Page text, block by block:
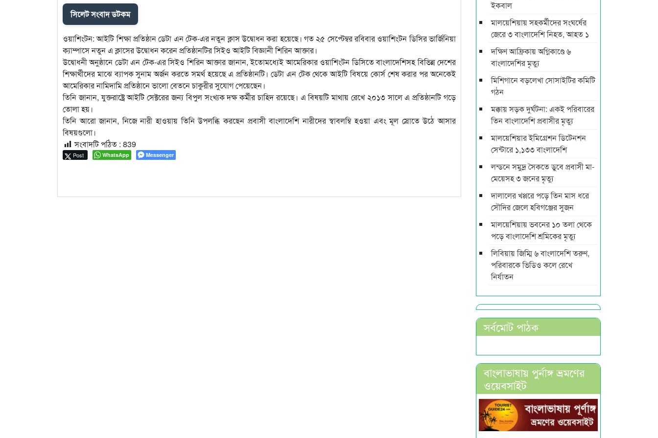
সিলেট সংবাদ ডটকম
ওয়াশিংটন: আইটি শিক্ষা প্রতিষ্ঠান ডেটা এন টেক-এর নতুন ক্লাস উদ্বোধন করা হয়েছে। গত ২৫ সেপ্টেম্বর রবিবার ওয়াশিংটন ডিসির ভার্জিনিয়া
ক্যাম্পাসে নতুন এ ক্লাসের উদ্বোধন করেন প্রতিষ্ঠানটির সিইও আইটি বিজ্ঞানী শিরিন আক্তার।
উদ্বোধনী অনুষ্ঠানে ডেটা এন টেক-এর সিইও শিরিন আক্তার জানান, ইতোমধ্যেই আমেরিকার ওয়াশিংটন ডিসিতে বাংলাদেশিসহ বিভিন্ন দেশের
শিক্ষার্থীদের মাঝে ব্যাপক সুনাম অর্জন করতে সমর্থ হয়েছে এ প্রতিষ্ঠানটি। ডেটা এন টেক থেকে আইটি বিষয়ে কোর্স শেষ করার পর অনেকেই
আমেরিকার নামিদামি প্রতিষ্ঠানে ভালো বেতনে চাকুরীর সুযোগ পেয়েছেন।
তিনি জানান, যুক্তরাষ্ট্রে আইটি সেক্টরের জন্য বিপুল সংখ্যক দক্ষ কর্মীর চাহিদ রয়েছে। এ বিষয়টি মাথায় রেখে ২০১৩ সালে এ প্রতিষ্ঠানটি গড়ে
তোলা হয়।
তিনি আরো জানান, নিজে নারী হাওয়ায় তিনি উপলব্ধি করছেন প্রবাসী বাংলাদেশি নারীদের স্বাবলম্বি হওয়া এবং মূল স্রোতে উঠে আসার
বিষয়গুলো।
সংবাদটি পঠিত : 839
Post WhatsApp Messenger
ইকবাল
মালয়েশিয়ায় সহকর্মীদের সংঘর্ষের
জেরে ৩ বাংলাদেশি নিহত, আহত ১
দক্ষিণ আফ্রিকায় অগ্নিকাণ্ডে ৬
বাংলাদেশির মৃত্যু
মিশিগানে বড়লেখা সোসাইটির কমিটি
গঠন
মক্কায় সড়ক দুর্ঘটনা: একই পরিবারের
তিন বাংলাদেশি প্রবাসীর মৃত্যু
মালয়েশিয়ার ইমিগ্রেশন ডিটেনশন
সেন্টারে ১,১৩৩ বাংলাদেশি
লন্ডনে সমুদ্র সৈকতে ডুবে প্রবাসী মা-
মেয়েসহ ৩ জনের মৃত্যু
দালালের খপ্পরে পড়ে তিন মাস ধরে
সৌদির জেলে হবিগঞ্জের সুজন
মালয়েশিয়ায় ভবনের ১০ তলা থেকে
পড়ে বাংলাদেশি শ্রমিকের মৃত্যু
লিবিয়ায় জিম্মি ৬ বাংলাদেশি তরুণ,
পরিবারকে ভিডিও কলে রেখে
নির্যাতন
সর্বমোট পাঠক
বাংলাভাষায় পুর্নাঙ্গ ভ্রমণের
ওয়েবসাইট